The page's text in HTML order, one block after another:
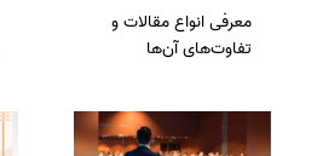
معرفی انواع مقالات و
تفاوت‌های آن‌ها